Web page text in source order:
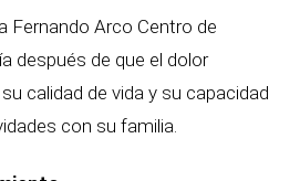
Fernando Arco Centro de
después de que el dolor
calidad de vida y su capacidad
con su familia.